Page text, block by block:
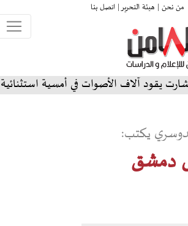
من نحن | هيئة التحرير |اتصل بنا
الأصوات في أمسية استثنائية على المسرح
يكتب:
دمشق